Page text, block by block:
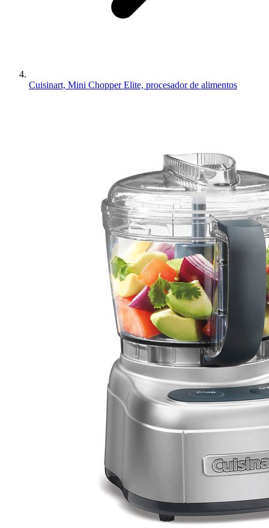
Cuisinart, Mini Chopper Elite, procesador de alimentos